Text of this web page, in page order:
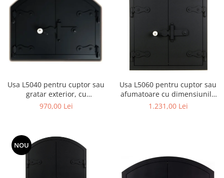
Usa L5040 pentru cuptor sau
gratar exterior, cu
dimensiunile 50 x 40 cm
970,00 Lei
Usa L5060 pentru cuptor sau
afumatoare cu dimensiunile
50 x 60 cm
1.231,00 Lei
NOU